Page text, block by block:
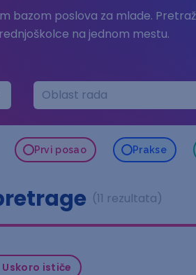
bazom poslova za mlade.
na jednom mestu.
Oblast rada
Prvi posao Prakse
(11 rezultata)
Uskoro ističe